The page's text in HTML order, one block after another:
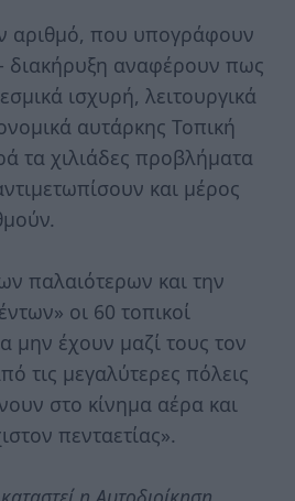
αριθμό, που υπογράφουν
διακήρυξη αναφέρουν πως
ισχυρή, λειτουργικά
αυτάρκης Τοπική
τα χιλιάδες προβλήματα
και μέρος
παλαιότερων και την
οι 60 τοπικοί
μην έχουν μαζί τους τον
τις μεγαλύτερες πόλεις
στο κίνημα αέρα και
πενταετίας».